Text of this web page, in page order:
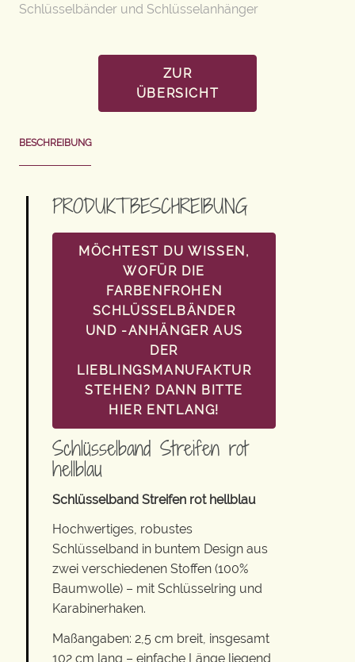
Schlüsselbänder und Schlüsselanhänger
ZUR
ÜBERSICHT
BESCHREIBUNG
PRODUKTBESCHREIBUNG
MÖCHTEST DU WISSEN,
WOFÜR DIE
FARBENFROHEN
SCHLÜSSELBÄNDER
UND -ANHÄNGER AUS
DER
LIEBLINGSMANUFAKTUR
STEHEN? DANN BITTE
HIER ENTLANG!
Schlüsselband Streifen rot
hellblau
Schlüsselband Streifen rot hellblau
Hochwertiges, robustes
Schlüsselband in buntem Design aus
zwei verschiedenen Stoffen (100%
Baumwolle) – mit Schlüsselring und
Karabinerhaken.
Maßangaben: 2,5 cm breit, insgesamt
102 cm lang – einfache Länge liegend